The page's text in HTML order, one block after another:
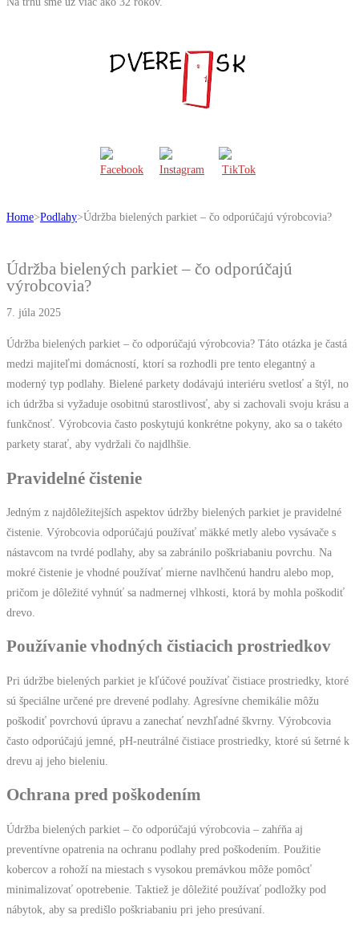
Home>Podlahy>Údržba bielených parkiet – čo odporúčajú výrobcovia?
Údržba bielených parkiet – čo odporúčajú
výrobcovia?
7. júla 2025
Údržba bielených parkiet – čo odporúčajú výrobcovia? Táto otázka je častá
medzi majiteľmi domácností, ktorí sa rozhodli pre tento elegantný a
moderný typ podlahy. Bielené parkety dodávajú interiéru svetlosť a štýl, no
ich údržba si vyžaduje osobitnú starostlivosť, aby si zachovali svoju krásu a
funkčnosť. Výrobcovia často poskytujú konkrétne pokyny, ako sa o takéto
parkety starať, aby vydržali čo najdlhšie.
Pravidelné čistenie
Jedným z najdôležitejších aspektov údržby bielených parkiet je pravidelné
čistenie. Výrobcovia odporúčajú používať mäkké metly alebo vysávače s
nástavcom na tvrdé podlahy, aby sa zabránilo poškriabaniu povrchu. Na
mokré čistenie je vhodné používať mierne navlhčenú handru alebo mop,
pričom je dôležité vyhnúť sa nadmernej vlhkosti, ktorá by mohla poškodiť
drevo.
Používanie vhodných čistiacich prostriedkov
Pri údržbe bielených parkiet je kľúčové používať čistiace prostriedky, ktoré
sú špeciálne určené pre drevené podlahy. Agresívne chemikálie môžu
poškodiť povrchovú úpravu a zanechať nevzhľadné škvrny. Výrobcovia
často odporúčajú jemné, pH-neutrálné čistiace prostriedky, ktoré sú šetrné k
drevu aj jeho bieleniu.
Ochrana pred poškodením
Údržba bielených parkiet – čo odporúčajú výrobcovia – zahŕňa aj
preventívne opatrenia na ochranu podlahy pred poškodením. Použitie
kobercov a rohoží na miestach s vysokou premávkou môže pomôcť
minimalizovať opotrebenie. Taktiež je dôležité používať podložky pod
nábytok, aby sa predišlo poškriabaniu pri jeho presúvaní.